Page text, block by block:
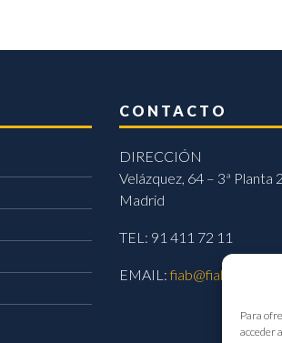
Para
acceder
CONTACTO
DIRECCIÓN
Velázquez, 64 – 3ª Planta
Madrid
TEL: 91 411 72 11
EMAIL:fiab@fiab.es